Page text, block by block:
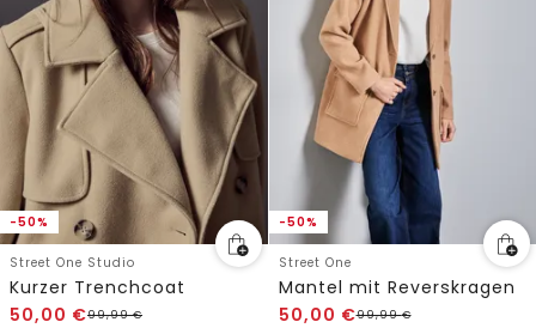
-50%
Street One Studio
Kurzer Trenchcoat
50,00 €99,99€
-50%
Street One
Mantel mit Reverskragen
50,00 €99,99€